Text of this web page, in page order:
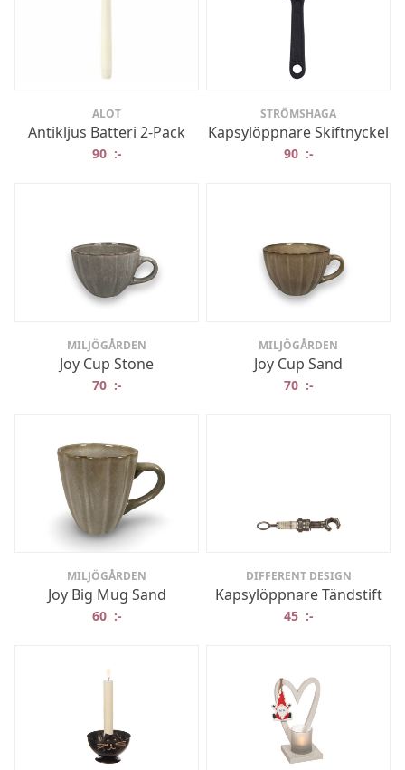
ALOT
Antikljus Batteri 2-Pack
90 :-
STRÖMSHAGA
Kapsylöppnare Skiftnyckel
90 :-
MILJÖGÅRDEN
Joy Cup Stone
70 :-
MILJÖGÅRDEN
Joy Cup Sand
70 :-
MILJÖGÅRDEN
Joy Big Mug Sand
60 :-
DIFFERENT DESIGN
Kapsylöppnare Tändstift
45 :-